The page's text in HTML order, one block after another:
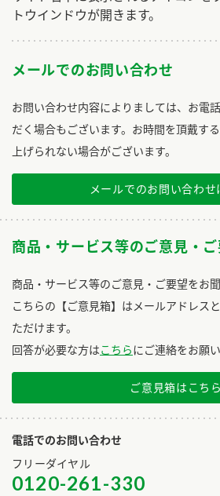
トウインドウが開きます。
メールでのお問い合わせ
お問い合わせ内容によりましては、お電
だく場合もございます。お時間を頂戴す
上げられない場合がございます。
メールでのお問い合わせ
商品・サービス等のご意見・
商品・サービス等のご意見・ご要望をお聞
こちらの【ご意見箱】はメールアドレス
ただけます。
回答が必要な方はこちらにご連絡をお願い
ご意見箱はこちら
電話でのお問い合わせ
フリーダイヤル
0120-261-330